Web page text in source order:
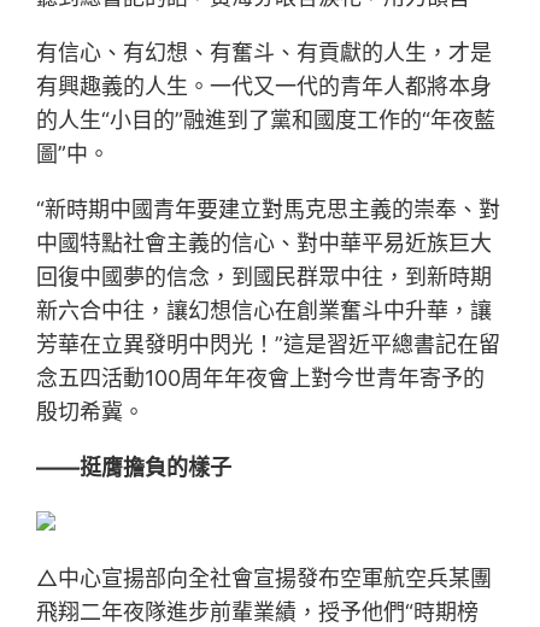
有信心、有幻想、有奮斗、有貢獻的人生，才是
有興趣義的人生。一代又一代的青年人都將本身
的人生“小目的”融進到了黨和國度工作的“年夜藍
圖”中。
“新時期中國青年要建立對馬克思主義的崇奉、對
中國特點社會主義的信心、對中華平易近族巨大
回復中國夢的信念，到國民群眾中往，到新時期
新六合中往，讓幻想信心在創業奮斗中升華，讓
芳華在立異發明中閃光！”這是習近平總書記在留
念五四活動100周年年夜會上對今世青年寄予的
殷切希冀。
——挺膺擔負的樣子
△中心宣揚部向全社會宣揚發布空軍航空兵某團
飛翔二年夜隊進步前輩業績，授予他們“時期榜